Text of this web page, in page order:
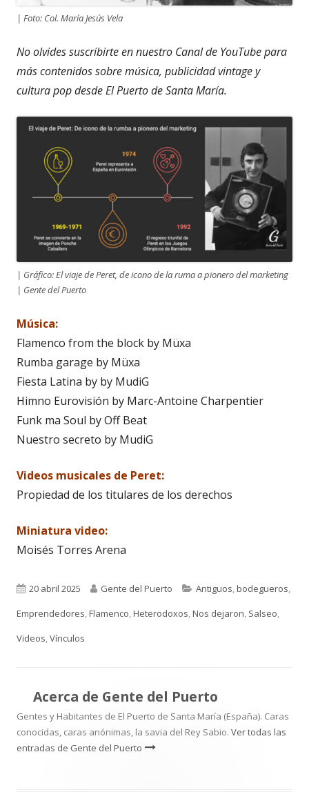
| Foto: Col. María Jesús Vela
No olvides suscribirte en nuestro Canal de YouTube para
más contenidos sobre música, publicidad vintage y
cultura pop desde El Puerto de Santa María.
| Gráfico: El viaje de Peret, de icono de la ruma a pionero del marketing
| Gente del Puerto
Música:
Flamenco from the block by Müxa
Rumba garage by Müxa
Fiesta Latina by by MudiG
Himno Eurovisión by Marc-Antoine Charpentier
Funk ma Soul by Off Beat
Nuestro secreto by MudiG
Videos musicales de Peret:
Propiedad de los titulares de los derechos
Miniatura video:
Moisés Torres Arena
Publicado
el
20 abril 2025 Autor
Gente del Puerto Categorías
Antiguos,bodegueros,
Emprendedores,Flamenco,Heterodoxos,Nos dejaron, Salseo,
Videos,Vínculos
Acerca de Gente del Puerto
Gentes y Habitantes de El Puerto de Santa María (España). Caras
conocidas, caras anónimas, la savia del Rey Sabio. Ver todas las
entradas de Gente del Puerto